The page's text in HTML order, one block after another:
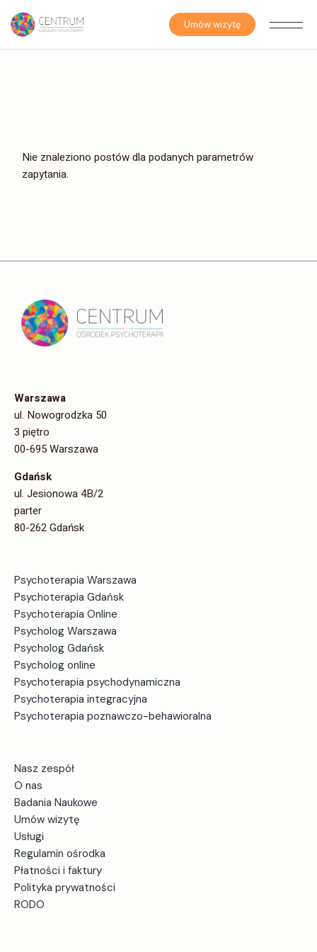
the
content
Umów wizytę
Nie znaleziono postów dla podanych parametrów
zapytania.
Warszawa
ul. Nowogrodzka 50
3 piętro
00-695 Warszawa
Gdańsk
ul. Jesionowa 4B/2
parter
80-262 Gdańsk
Psychoterapia Warszawa
Psychoterapia Gdańsk
Psychoterapia Online
Psycholog Warszawa
Psycholog Gdańsk
Psycholog online
Psychoterapia psychodynamiczna
Psychoterapia integracyjna
Psychoterapia poznawczo-behawioralna
Nasz zespół
O nas
Badania Naukowe
Umów wizytę
Usługi
Regulamin ośrodka
Płatności i faktury
Polityka prywatności
RODO